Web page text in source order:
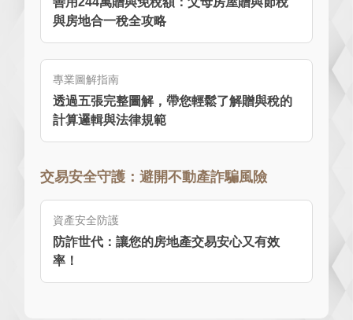
與房地合一稅全攻略
專業圖解指南
透過五張完整圖解，帶您輕鬆了解贈與稅的
計算邏輯與法律規範
交易安全守護：避開不動產詐騙風險
資產安全防護
防詐世代：讓您的房地產交易安心又有效
率！